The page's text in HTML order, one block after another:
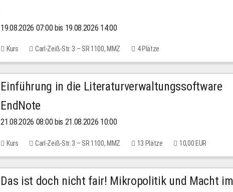
19.08.2026 07:00 bis 19.08.2026 14:00
Kurs Carl-Zeiß-Str. 3 – SR 1100, MMZ 4 Plätze
Einführung in die Literaturverwaltungssoftware
EndNote
21.08.2026 08:00 bis 21.08.2026 10:00
Kurs Carl-Zeiß-Str. 3 – SR 1100, MMZ 13 Plätze 10,00 EUR
Das ist doch nicht fair! Mikropolitik und Macht im